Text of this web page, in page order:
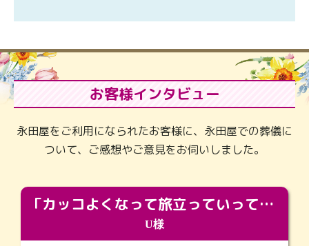
お客様インタビュー
永田屋をご利用になられたお客様に、永田屋での葬儀に
ついて、ご感想やご意見をお伺いしました。
「カッコよくなって旅立っていってくれました（笑）もっとカッコいいって言ってあげればよかったな」
U様